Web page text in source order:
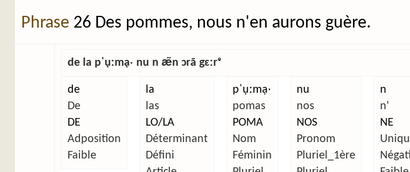
Phrase 26 Des pommes, nous n'en aurons guère.
de la pˈụːmạˑ nu n æ̃n ɔrã gɛːrᵉ
de
De
DE
Adposition
Faible
la
las
LO/LA
Déterminant
Défini
pˈụːmạˑ
pomas
POMA
Nom
Féminin
nu
nos
NOS
Pronom
Pluriel_1ère
n
n'
NE